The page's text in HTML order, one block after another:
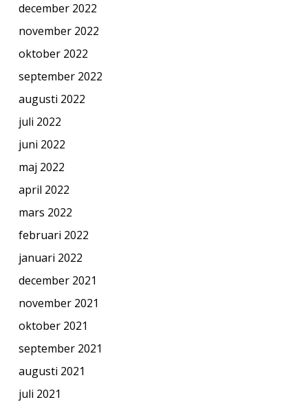
december 2022
november 2022
oktober 2022
september 2022
augusti 2022
juli 2022
juni 2022
maj 2022
april 2022
mars 2022
februari 2022
januari 2022
december 2021
november 2021
oktober 2021
september 2021
augusti 2021
juli 2021